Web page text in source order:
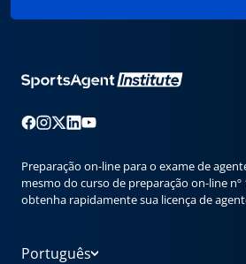
Preparação on-line para o exame de
mesmo do curso de preparação on-line nº
obtenha rapidamente sua licença de
Português